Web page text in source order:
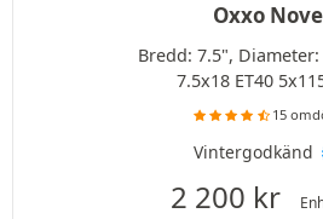
Oxxo
Bredd: 7.5",
7.5x18 ET40
15
Vintergodkänd
2 200 kr